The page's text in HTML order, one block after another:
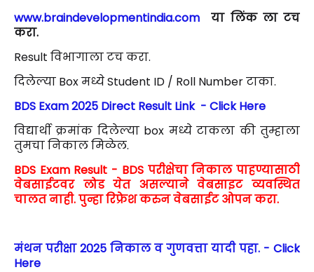
www.braindevelopmentindia.com या लिंक ला टच
करा.
Result विभागाला टच करा.
दिलेल्या Box मध्ये Student ID / Roll Number टाका.
BDS Exam 2025 Direct Result Link - Click Here
विद्यार्थी क्रमांक दिलेल्या box मध्ये टाकला की तुम्हाला
तुमचा निकाल मिळेल.
BDS Exam Result - BDS परीक्षेचा निकाल पाहण्यासाठी
वेबसाईटवर लोड येत असल्याने वेबसाइट व्यवस्थित
चालत नाही. पुन्हा रिफ्रेश करुन वेबसाईट ओपन करा.
मंथन परीक्षा 2025 निकाल व गुणवत्ता यादी पहा. - Click
Here